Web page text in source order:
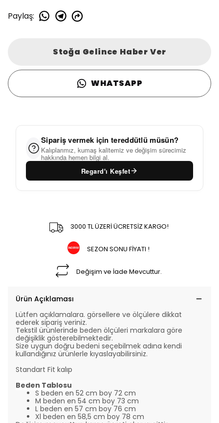
Paylaş:
Stoğa Gelince Haber Ver
WHATSAPP
Sipariş vermek için tereddütlü müsün?
Kalıplarımız, kumaş kalitemiz ve değişim sürecimiz
hakkında hemen bilgi al.
Regard'ı Keşfet
3000 TL ÜZERİ ÜCRETSİZ KARGO!
SEZON SONU FİYATI !
Değişim ve İade Mevcuttur.
Ürün Açıklaması
Lütfen açıklamalara. görsellere ve ölçülere dikkat
ederek sipariş veriniz.
Tekstil ürünlerinde beden ölçüleri markalara göre
değişiklik gösterebilmektedir.
Size uygun doğru bedeni seçebilmek adına kendi
kullandığınız ürünlerle kıyaslayabilirsiniz.
Standart Fit kalıp
Beden Tablosu
S beden en 52 cm boy 72 cm
M beden en 54 cm boy 73 cm
L beden en 57 cm boy 76 cm
Xl beden en 58,5 cm boy 78 cm